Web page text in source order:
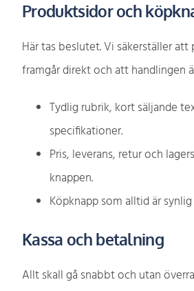
Produktsidor och
Här tas beslutet. Vi säkerställer att
framgår direkt och att handlingen
Tydlig rubrik, kort säljande
specifikationer.
Pris, leverans, retur och
knappen.
Köpknapp som alltid är
Kassa och betalning
Allt skall gå snabbt och utan